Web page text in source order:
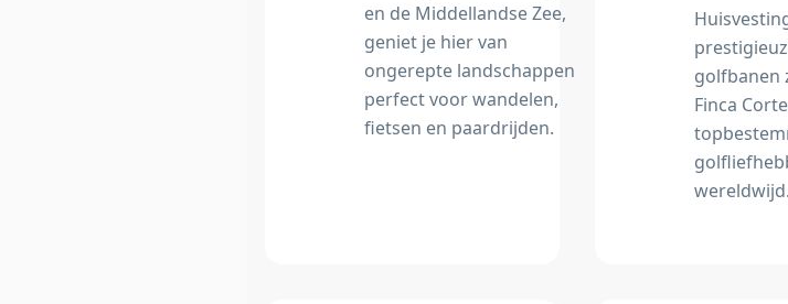
en de Middellandse Zee,
geniet je hier van
ongerepte landschappen
perfect voor wandelen,
fietsen en paardrijden.
golfbanen
Finca
wereldwijd.